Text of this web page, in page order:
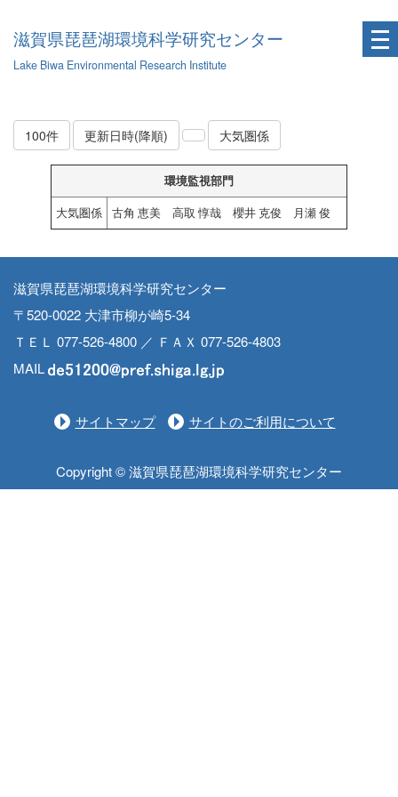
滋賀県琵琶湖環境科学研究センター
Lake Biwa Environmental Research Institute
100件 更新日時(降順) 大気圏係
環境監視部門
大気圏係
古角 恵美 高取 惇哉 櫻井 克俊 月瀬 俊
滋賀県琵琶湖環境科学研究センター
〒520-0022 大津市柳が崎5-34
ＴＥＬ 077-526-4800 ／ ＦＡＸ 077-526-4803
MAIL
サイトマップ サイトのご利用について
Copyright © 滋賀県琵琶湖環境科学研究センター